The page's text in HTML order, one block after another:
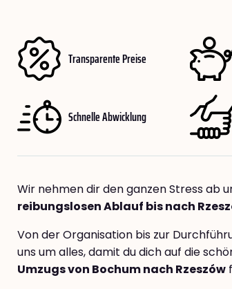
Transparente Preise
Schnelle Abwicklung
Wir nehmen dir den ganzen Stress ab
reibungslosen Ablauf bis nach
Von der Organisation bis zur
uns um alles, damit du dich auf die
Umzugs von Bochum nach Rzeszów